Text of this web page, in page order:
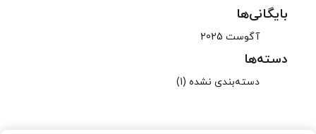
بایگانی‌ها
آگوست 2025
دسته‌ها
دسته‌بندی نشده (1)